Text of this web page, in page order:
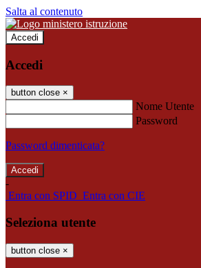
Salta al contenuto
Accedi
Accedi
button close ×
Nome Utente
Password
Password dimenticata?
-
Entra con SPID Entra con CIE
Seleziona utente
button close ×